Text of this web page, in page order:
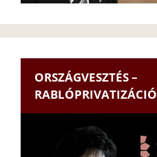
ORSZÁGVESZTÉS –
RABLÓPRIVATIZÁCIÓ